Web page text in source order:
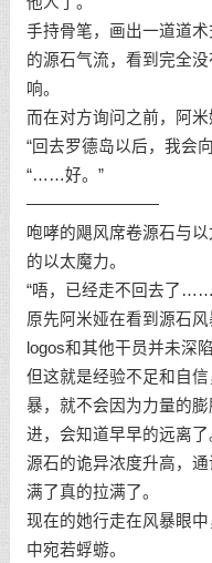
手持骨笔，画出一道道
的源石气流，看到完全
响。
而在对方询问之前，阿米
“回去罗德岛以后，我会
“……好。”
————————
咆哮的飓风席卷源石与
的以太魔力。
“唔，已经走不回去了
原先阿米娅在看到源石
logos和其他干员并未深
但这就是经验不足和自
暴，就不会因为力量的
进，会知道早早的远离了
源石的诡异浓度升高，
满了真的拉满了。
现在的她行走在风暴眼
中宛若蜉蝣。